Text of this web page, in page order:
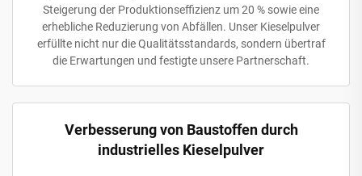
Steigerung der Produktionseffizienz um 20 % sowie eine
erhebliche Reduzierung von Abfällen. Unser Kieselpulver
erfüllte nicht nur die Qualitätsstandards, sondern übertraf
die Erwartungen und festigte unsere Partnerschaft.
Verbesserung von Baustoffen durch
industrielles Kieselpulver